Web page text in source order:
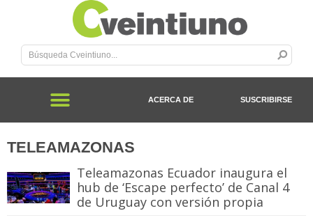
ACERCA DE SUSCRIBIRSE
TELEAMAZONAS
Teleamazonas Ecuador inaugura el
hub de ‘Escape perfecto’ de Canal 4
de Uruguay con versión propia